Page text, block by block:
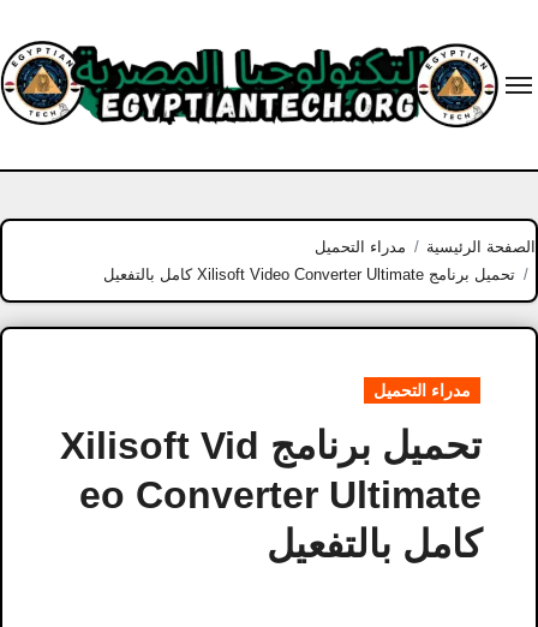
content
الصفحة الرئيسية
مدراء التحميل
تحميل برنامج Xilisoft Video Converter Ultimate كامل بالتفعيل
مدراء التحميل
تحميل برنامج Xilisoft Vid
eo Converter Ultimate
كامل بالتفعيل